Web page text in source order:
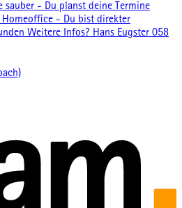
sauber - Du planst deine Termine
Homeoffice - Du bist direkter
Weitere Infos? Hans Eugster 058